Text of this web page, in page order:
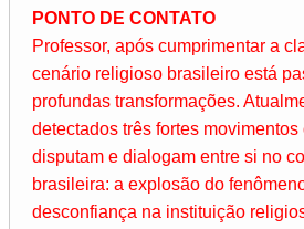
PONTO DE CONTATO
Professor, após cumprimentar a
cenário religioso brasileiro está
profundas transformações.
detectados três fortes
disputam e dialogam entre si no
brasileira: a explosão do
desconfiança na instituição